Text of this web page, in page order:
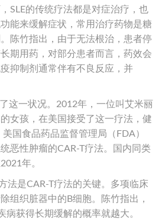
SLE的传统疗法都是对症治疗，也
能来缓解症状，常用治疗药物是糖
陈竹指出，由于无法根治，患者停
期用药，对部分患者而言，药效会
抑制剂通常伴有不良反应，并
这一状况。2012年，一位叫艾米丽
女孩，在美国接受了这一疗法，健
国食品药品监督管理局（FDA）
恶性肿瘤的CAR-T疗法。国内同类
年。
法是CAR-T疗法的关键。多项临床
组织脏器中的B细胞。陈竹指出，
病获得长期缓解的概率就越大。